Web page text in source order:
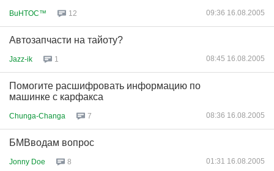
BuHTOC™ 12 09:36 16.08.2005
Автозапчасти на тайоту?
Jazz-ik 1 08:45 16.08.2005
Помогите расшифровать информацию по
машинке с карфакса
Chunga-Changa 7 08:36 16.08.2005
БМВводам вопрос
Jonny Doe 8 01:31 16.08.2005